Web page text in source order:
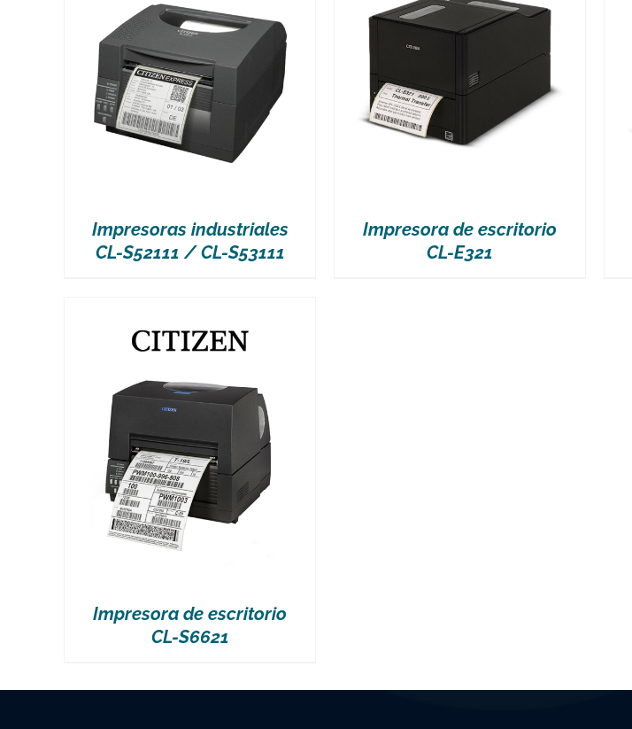
Impresoras industriales
CL-S52111 / CL-S53111
VER MÁS
Impresora de escritorio
CL-E321
Impresora de escritorio
CL-S6621